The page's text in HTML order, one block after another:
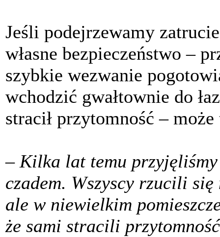
Jeśli podejrzewamy
własne bezpieczeństwo –
szybkie wezwanie
wchodzić gwałtownie do
stracił przytomność –
– Kilka lat temu
czadem. Wszyscy rzucili
ale w niewielkim
że sami stracili